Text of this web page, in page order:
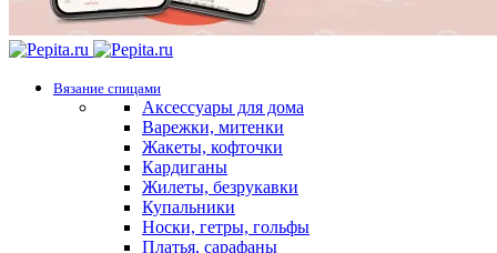
Вязание спицами
Аксессуары для дома
Варежки, митенки
Жакеты, кофточки
Кардиганы
Жилеты, безрукавки
Купальники
Носки, гетры, гольфы
Платья, сарафаны